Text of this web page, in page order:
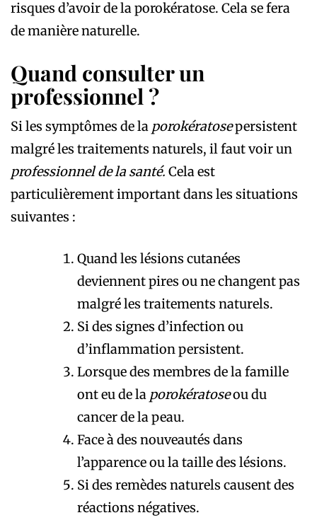
risques d’avoir de la porokératose. Cela se fera
de manière naturelle.
Quand consulter un
professionnel ?
Si les symptômes de la porokératosepersistent
malgré les traitements naturels, il faut voir un
professionnel de la santé. Cela est
particulièrement important dans les situations
suivantes :
Quand les lésions cutanées
deviennent pires ou ne changent pas
malgré les traitements naturels.
Si des signes d’infection ou
d’inflammation persistent.
Lorsque des membres de la famille
ont eu de la porokératoseou du
cancer de la peau.
Face à des nouveautés dans
l’apparence ou la taille des lésions.
Si des remèdes naturels causent des
réactions négatives.